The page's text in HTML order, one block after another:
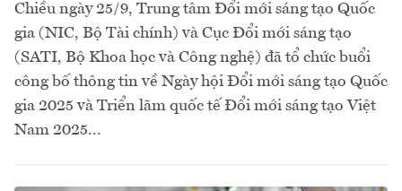
Chiều ngày 25/9, Trung tâm Đổi mới sáng tạo Quốc
gia (NIC, Bộ Tài chính) và Cục Đổi mới sáng tạo
(SATI, Bộ Khoa học và Công nghệ) đã tổ chức buổi
công bố thông tin về Ngày hội Đổi mới sáng tạo Quốc
gia 2025 và Triển lãm quốc tế Đổi mới sáng tạo Việt
Nam 2025...